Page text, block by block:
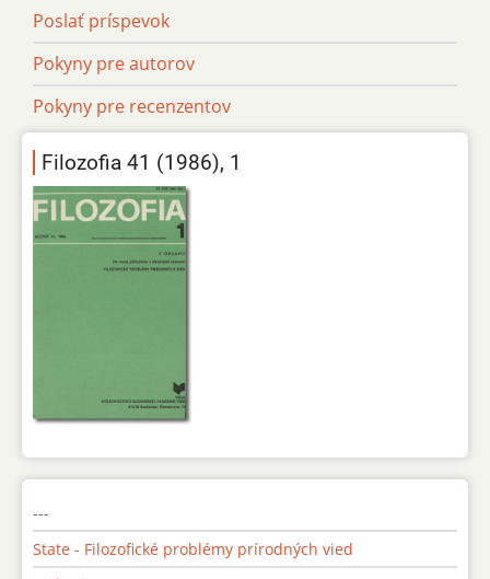
Poslať príspevok
Pokyny pre autorov
Pokyny pre recenzentov
Filozofia 41 (1986), 1
---
State - Filozofické problémy prírodných vied